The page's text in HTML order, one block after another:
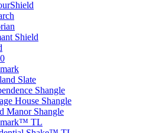
Shield
Slate
Shangle
House Shangle
Manor Shangle
TL